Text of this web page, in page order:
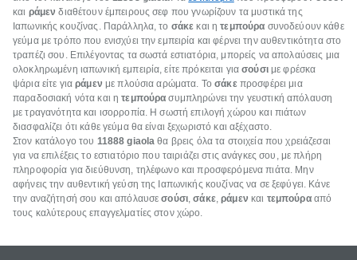
και ράμεν διαθέτουν έμπειρους σεφ που γνωρίζουν τα μυστικά της
Ιαπωνικής κουζίνας. Παράλληλα, το σάκε και ητεμπούρα συνοδεύουν κάθε
γεύμα με τρόπο που ενισχύει την εμπειρία και φέρνει την αυθεντικότητα στο
τραπέζι σου. Επιλέγοντας τα σωστά εστιατόρια, μπορείς να απολαύσεις μια
ολοκληρωμένη ιαπωνική εμπειρία, είτε πρόκειται γιασούσιμε φρέσκα
ψάρια είτε γιαράμεν με πλούσια αρώματα. Τοσάκεπροσφέρει μια
παραδοσιακή νότα και ητεμπούρα συμπληρώνει την γευστική απόλαυση
με τραγανότητα και ισορροπία. Η σωστή επιλογή χώρου και πιάτων
διασφαλίζει ότι κάθε γεύμα θα είναι ξεχωριστό και αξέχαστο.
Στον κατάλογο του 11888giaola θα βρεις όλα τα στοιχεία που χρειάζεσαι
για να επιλέξεις το εστιατόριο που ταιριάζει στις ανάγκες σου, με πλήρη
πληροφορία για διεύθυνση, τηλέφωνο και προσφερόμενα πιάτα. Μην
αφήνεις την αυθεντική γεύση της Ιαπωνικής κουζίνας να σε ξεφύγει. Κάνε
την αναζήτησή σου και απόλαυσεσούσι,σάκε,ράμεν και τεμπούρααπό
τους καλύτερους επαγγελματίες στον χώρο.